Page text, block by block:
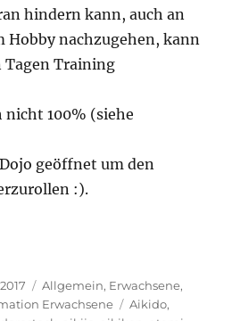
hindern kann, auch an
Hobby nachzugehen, kann
Tagen Training
nicht 100% (siehe
geöffnet um den
:).
Kategorien
Allgemein, Erwachsene,
Erwachsene Schlagwörter
Aikido,